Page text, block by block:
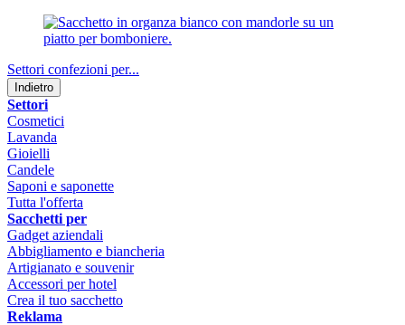
Settori confezioni per...
Indietro
Settori
Cosmetici
Lavanda
Gioielli
Candele
Saponi e saponette
Tutta l'offerta
Sacchetti per
Gadget aziendali
Abbigliamento e biancheria
Artigianato e souvenir
Accessori per hotel
Crea il tuo sacchetto
Reklama